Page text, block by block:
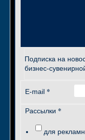
Подписка на
бизнес-
E-mail *
Рассылки *
для